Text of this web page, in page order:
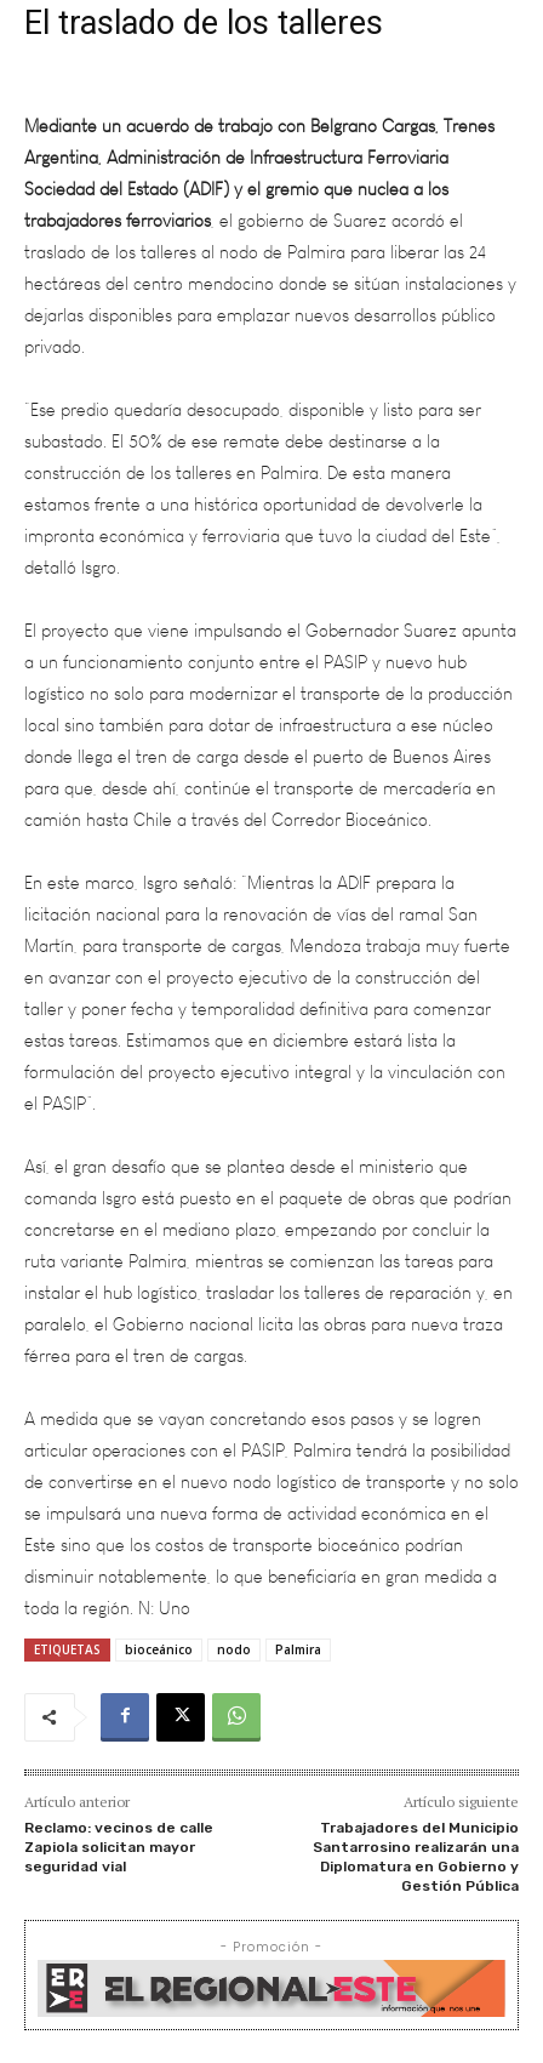
El traslado de los talleres
Argentina, Administración de Infraestructura Ferroviaria
Sociedad del Estado (ADIF) y el gremio que nuclea a los
trabajadores ferroviarios, el gobierno de Suarez acordó el
traslado de los talleres al nodo de Palmira para liberar las 24
hectáreas del centro mendocino donde se sitúan instalaciones y
dejarlas disponibles para emplazar nuevos desarrollos público
privado.
“Ese predio quedaría desocupado, disponible y listo para ser
subastado. El 50% de ese remate debe destinarse a la
construcción de los talleres en Palmira. De esta manera
estamos frente a una histórica oportunidad de devolverle la
impronta económica y ferroviaria que tuvo la ciudad del Este”,
detalló Isgro.
El proyecto que viene impulsando el Gobernador Suarez apunta
a un funcionamiento conjunto entre el PASIP y nuevo hub
logístico no solo para modernizar el transporte de la producción
local sino también para dotar de infraestructura a ese núcleo
donde llega el tren de carga desde el puerto de Buenos Aires
para que, desde ahí, continúe el transporte de mercadería en
camión hasta Chile a través del Corredor Bioceánico.
En este marco, Isgro señaló: “Mientras la ADIF prepara la
licitación nacional para la renovación de vías del ramal San
Martín, para transporte de cargas, Mendoza trabaja muy fuerte
en avanzar con el proyecto ejecutivo de la construcción del
taller y poner fecha y temporalidad definitiva para comenzar
estas tareas. Estimamos que en diciembre estará lista la
formulación del proyecto ejecutivo integral y la vinculación con
el PASIP”.
Así, el gran desafío que se plantea desde el ministerio que
comanda Isgro está puesto en el paquete de obras que podrían
concretarse en el mediano plazo, empezando por concluir la
ruta variante Palmira, mientras se comienzan las tareas para
instalar el hub logístico, trasladar los talleres de reparación y, en
paralelo, el Gobierno nacional licita las obras para nueva traza
férrea para el tren de cargas.
A medida que se vayan concretando esos pasos y se logren
articular operaciones con el PASIP, Palmira tendrá la posibilidad
de convertirse en el nuevo nodo logístico de transporte y no solo
se impulsará una nueva forma de actividad económica en el
Este sino que los costos de transporte bioceánico podrían
disminuir notablemente, lo que beneficiaría en gran medida a
toda la región. N: Uno
ETIQUETAS bioceánico nodo Palmira
Artículo anterior
Reclamo: vecinos de calle
Zapiola solicitan mayor
seguridad vial
Artículo siguiente
Trabajadores del Municipio
Santarrosino realizarán una
Diplomatura en Gobierno y
Gestión Pública
- Promoción -